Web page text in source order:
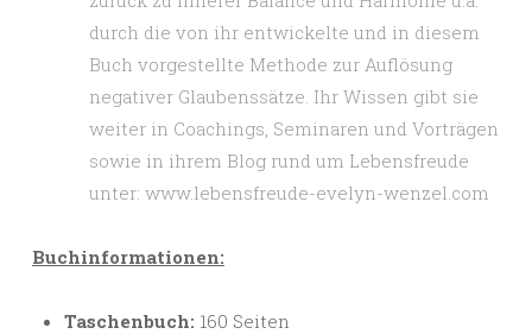
durch die von ihr entwickelte und in diesem
Buch vorgestellte Methode zur Auflösung
negativer Glaubenssätze. Ihr Wissen gibt sie
weiter in Coachings, Seminaren und Vorträgen
sowie in ihrem Blog rund um Lebensfreude
unter: www.lebensfreude-evelyn-wenzel.com
Buchinformationen:
Taschenbuch: 160 Seiten